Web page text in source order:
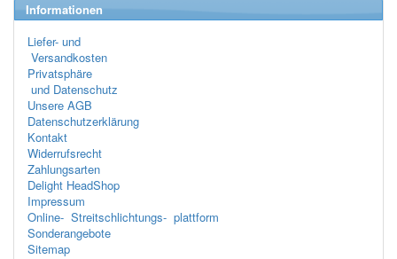
Informationen
Liefer- und
Versandkosten
Privatsphäre
und Datenschutz
Unsere AGB
Datenschutzerklärung
Kontakt
Widerrufsrecht
Zahlungsarten
Delight HeadShop
Impressum
Online- Streitschlichtungs- plattform
Sonderangebote
Sitemap